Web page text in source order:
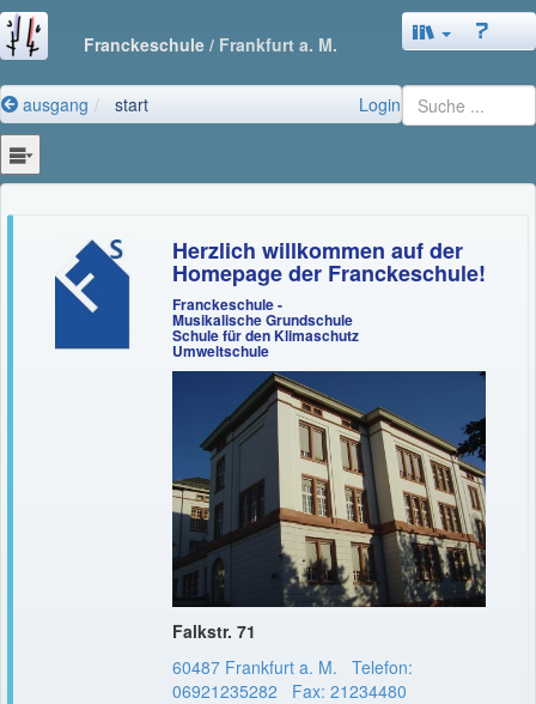
Franckeschule / Frankfurt a. M.
ausgang start Login
Herzlich willkommen auf der
Homepage der Franckeschule!
Franckeschule -
Musikalische Grundschule
Schule für den Klimaschutz
Umweltschule
Falkstr. 71
60487 Frankfurt a. M. Telefon:
06921235282 Fax: 21234480